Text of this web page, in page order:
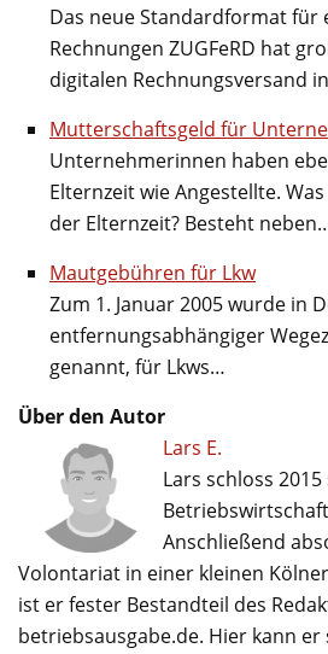
Das neue Standardformat für
Rechnungen ZUGFeRD hat
digitalen Rechnungsversand
Mutterschaftsgeld für
Unternehmerinnen haben
Elternzeit wie Angestellte.
der Elternzeit? Besteht
Mautgebühren für Lkw
Zum 1. Januar 2005 wurde in
entfernungsabhängiger
genannt, für Lkws…
Über den Autor
Lars E.
Lars schloss
Anschließend
Volontariat in einer kleinen
ist er fester Bestandteil des
betriebsausgabe.de. Hier kann er